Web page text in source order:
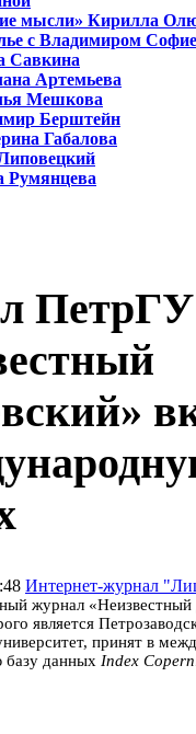
мысли» Кирилла
с Владимиром
Савкина
Артемьева
Мешкова
Берштейн
Габалова
Румянцева
ПетрГУ
Интернет-журнал
журнал «Неизвестный
является
принят в
базу данных Index